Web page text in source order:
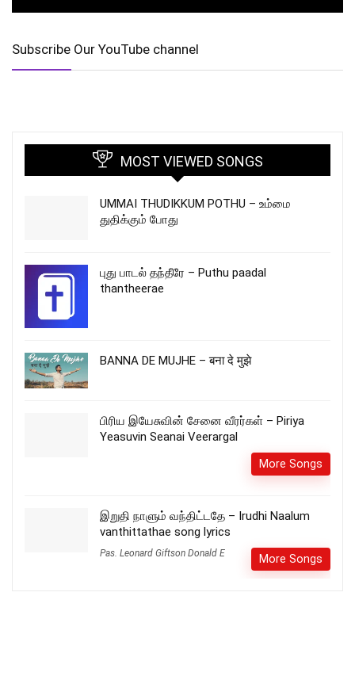
Subscribe Our YouTube channel
MOST VIEWED SONGS
UMMAI THUDIKKUM POTHU – உம்மை
துதிக்கும் போது
புது பாடல் தந்தீரே – Puthu paadal
thantheerae
BANNA DE MUJHE – बना दे मुझे
பிரிய இயேசுவின் சேனை வீரர்கள் – Piriya
Yeasuvin Seanai Veerargal
More Songs
இறுதி நாளும் வந்திட்டதே – Irudhi Naalum
vanthittathae song lyrics
Pas. Leonard Giftson Donald E More Songs